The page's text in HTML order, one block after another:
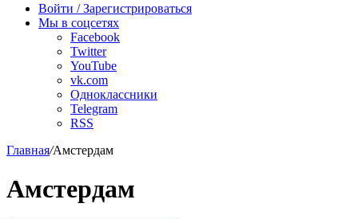
радио
Войти / Зарегистрироваться
Мы в соцсетях
Facebook
Twitter
YouTube
vk.com
Одноклассники
Telegram
RSS
Главная/Амстердам
Амстердам